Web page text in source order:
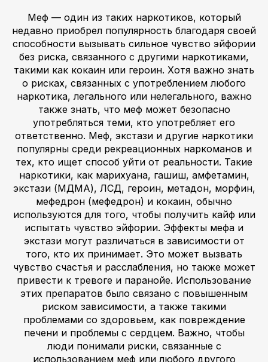
Меф — один из таких наркотиков, который
недавно приобрел популярность благодаря своей
способности вызывать сильное чувство эйфории
без риска, связанного с другими наркотиками,
такими как кокаин или героин. Хотя важно знать
о рисках, связанных с употреблением любого
наркотика, легального или нелегального, важно
также знать, что меф может безопасно
употребляться теми, кто употребляет его
ответственно. Меф, экстази и другие наркотики
популярны среди рекреационных наркоманов и
тех, кто ищет способ уйти от реальности. Такие
наркотики, как марихуана, гашиш, амфетамин,
экстази (МДМА), ЛСД, героин, метадон, морфин,
мефедрон (мефедрон) и кокаин, обычно
используются для того, чтобы получить кайф или
испытать чувство эйфории. Эффекты мефа и
экстази могут различаться в зависимости от
того, кто их принимает. Это может вызвать
чувство счастья и расслабления, но также может
привести к тревоге и паранойе. Использование
этих препаратов было связано с повышенным
риском зависимости, а также такими
проблемами со здоровьем, как повреждение
печени и проблемы с сердцем. Важно, чтобы
люди понимали риски, связанные с
использованием меф или любого другого